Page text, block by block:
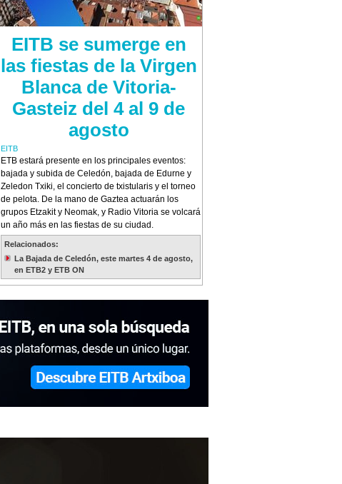
EITB se sumerge en
las fiestas de la Virgen
Blanca de Vitoria-
Gasteiz del 4 al 9 de
agosto
EITB
ETB estará presente en los principales eventos:
bajada y subida de Celedón, bajada de Edurne y
Zeledon Txiki, el concierto de txistularis y el torneo
de pelota. De la mano de Gaztea actuarán los
grupos Etzakit y Neomak, y Radio Vitoria se volcará
un año más en las fiestas de su ciudad.
Relacionados:
La Bajada de Celedón, este martes 4 de agosto,
en ETB2 y ETB ON